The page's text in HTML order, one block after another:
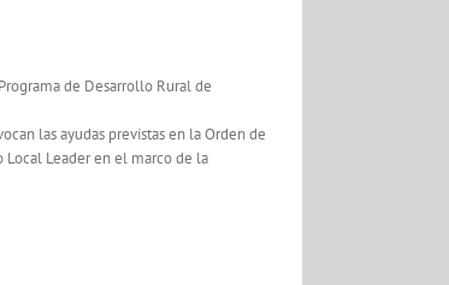
de Desarrollo Rural de
las ayudas previstas en la Orden de
Local Leader en el marco de la